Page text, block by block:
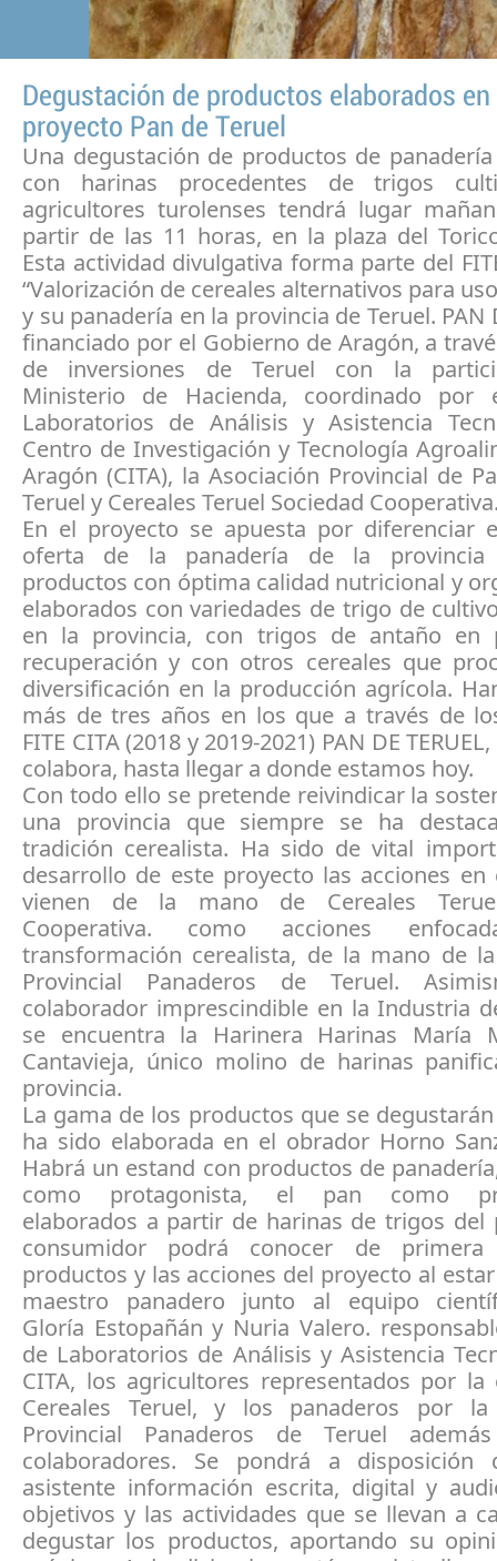
Degustación de productos elaborados en
proyecto Pan de Teruel
Una degustación de productos de
con harinas procedentes de trigos
agricultores turolenses tendrá lugar
partir de las 11 horas, en la plaza del
Esta actividad divulgativa forma parte del
“Valorización de cereales alternativos para
y su panadería en la provincia de Teruel. PAN
financiado por el Gobierno de Aragón, a
de inversiones de Teruel con la
Ministerio de Hacienda, coordinado por
Laboratorios de Análisis y Asistencia
Centro de Investigación y Tecnología
Aragón (CITA), la Asociación Provincial de
Teruel y Cereales Teruel Sociedad
En el proyecto se apuesta por diferenciar
oferta de la panadería de la provincia
productos con óptima calidad nutricional y
elaborados con variedades de trigo de
en la provincia, con trigos de antaño en
recuperación y con otros cereales que
diversificación en la producción agrícola.
más de tres años en los que a través de
FITE CITA (2018 y 2019-2021) PAN DE
colabora, hasta llegar a donde estamos hoy.
Con todo ello se pretende reivindicar la
una provincia que siempre se ha
tradición cerealista. Ha sido de vital
desarrollo de este proyecto las acciones en
vienen de la mano de Cereales
Cooperativa. como acciones
transformación cerealista, de la mano de
Provincial Panaderos de Teruel.
colaborador imprescindible en la Industria
se encuentra la Harinera Harinas María
Cantavieja, único molino de harinas
provincia.
La gama de los productos que se
ha sido elaborada en el obrador Horno
Habrá un estand con productos de
como protagonista, el pan como
elaborados a partir de harinas de trigos del
consumidor podrá conocer de
productos y las acciones del proyecto al
maestro panadero junto al equipo
Gloría Estopañán y Nuria Valero.
de Laboratorios de Análisis y Asistencia
CITA, los agricultores representados por la
Cereales Teruel, y los panaderos por la
Provincial Panaderos de Teruel
colaboradores. Se pondrá a disposición
asistente información escrita, digital y
objetivos y las actividades que se llevan a
degustar los productos, aportando su